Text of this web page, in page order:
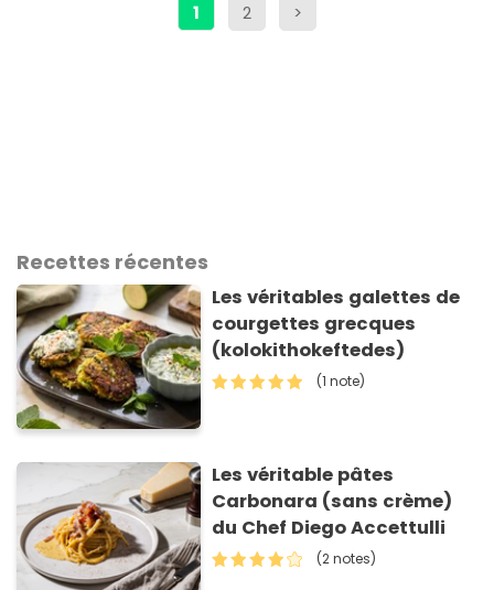
1 2 >
Recettes récentes
Les véritables galettes de
courgettes grecques
(kolokithokeftedes)
(1 note)
Les véritable pâtes
Carbonara (sans crème)
du Chef Diego Accettulli
(2 notes)